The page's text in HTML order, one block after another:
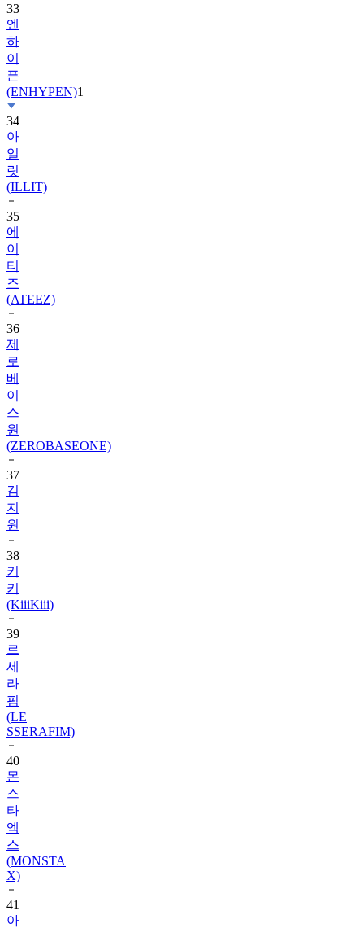
33
엔
하
이
픈
(ENHYPEN)1
34
아
일
릿
(ILLIT)
35
에
이
티
즈
(ATEEZ)
36
제
로
베
이
스
원
(ZEROBASEONE)
37
김
지
원
38
키
키
(KiiiKiii)
39
르
세
라
핌
(LE
SSERAFIM)
40
몬
스
타
엑
스
(MONSTA
X)
41
아